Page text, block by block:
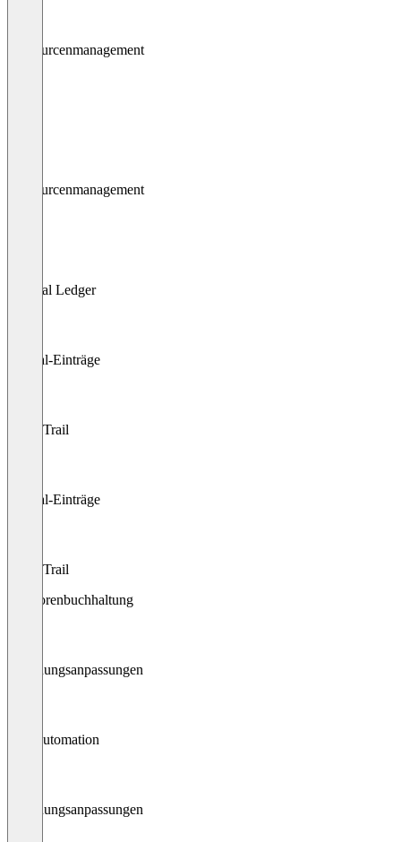
Ressourcenmanagement
Ressourcenmanagement
General Ledger
Journal-Einträge
Audit Trail
Journal-Einträge
Audit Trail
Debitorenbuchhaltung
Rechnungsanpassungen
AR-Automation
Rechnungsanpassungen